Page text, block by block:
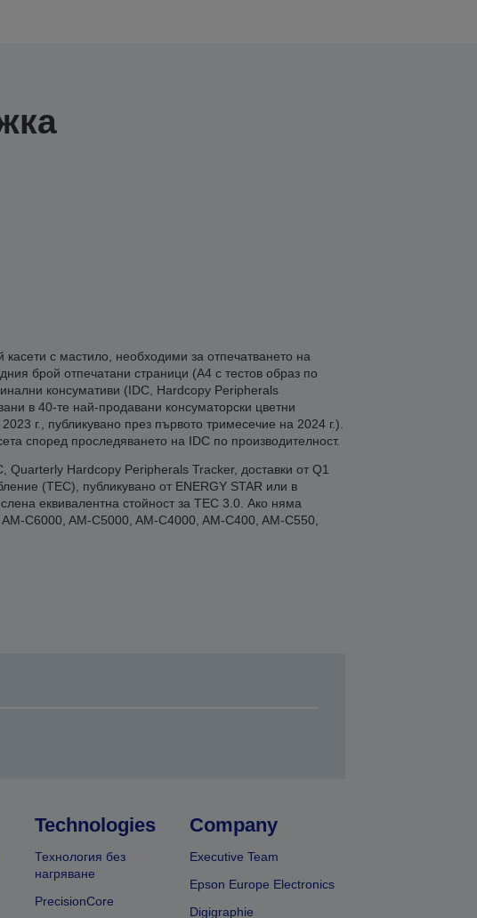
с мастило, необходими за отпечатването на
брой отпечатани страници (A4 с тестов образ по
консумативи (IDC, Hardcopy Peripherals
в 40-те най-продавани консуматорски цветни
г., публикувано през първото тримесечие на 2024 г.).
според проследяването на IDC по производителност.
Hardcopy Peripherals Tracker, доставки от Q1
(TEC), публикувано от ENERGY STAR или в
еквивалентна стойност за TEC 3.0. Ако няма
C6000, AM-C5000, AM-C4000, AM-C400, AM-C550,
Technologies
Технология без
нагряване
PrecisionCore
Company
Executive Team
Epson Europe Electronics
Digigraphie